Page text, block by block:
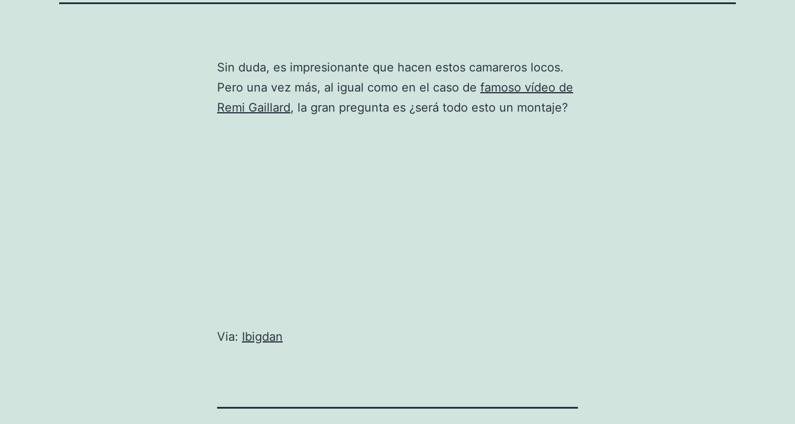
Sin duda, es impresionante que hacen estos camareros locos.
Pero una vez más, al igual como en el caso de famoso vídeo de
Remi Gaillard, la gran pregunta es ¿será todo esto un montaje?
Via: Ibigdan